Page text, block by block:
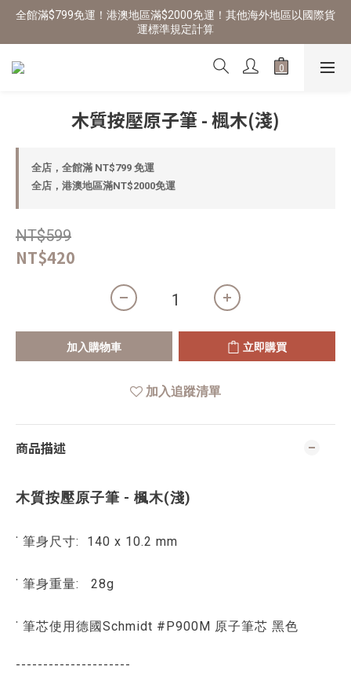
全館滿$799免運！港澳地區滿$2000免運！其他海外地區以國際貨
運標準規定計算
木質按壓原子筆 - 楓木(淺)
全店，全館滿 NT$799 免運
全店，港澳地區滿NT$2000免運
NT$599
NT$420
加入購物車 立即購買
加入追蹤清單
商品描述
木質按壓原子筆 - 楓木(淺)
˙ 筆身尺寸: 140 x 10.2 mm
˙ 筆身重量: 28g
˙ 筆芯使用德國Schmidt #P900M 原子筆芯 黑色
---------------------